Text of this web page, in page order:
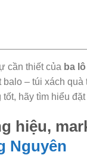
cần thiết của ba
– túi xách
hãy tìm hiểu
hiệu,
Nguyên